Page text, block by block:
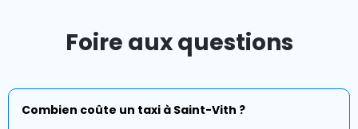
Foire aux questions
Combien coûte un taxi à Saint-Vith ?